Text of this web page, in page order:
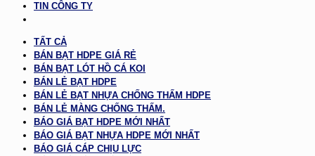
TIN CÔNG TY
TẤT CẢ
BÁN BẠT HDPE GIÁ RẺ
BÁN BẠT LÓT HỒ CÁ KOI
BÁN LẺ BẠT HDPE
BÁN LẺ BẠT NHỰA CHỐNG THẤM HDPE
BÁN LẺ MÀNG CHỐNG THẤM.
BÁO GIÁ BẠT HDPE MỚI NHẤT
BÁO GIÁ BẠT NHỰA HDPE MỚI NHẤT
BÁO GIÁ CÁP CHỊU LỰC